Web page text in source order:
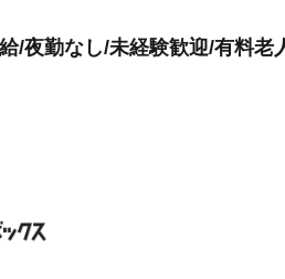
/夜勤なし/未経験歓迎/有料老